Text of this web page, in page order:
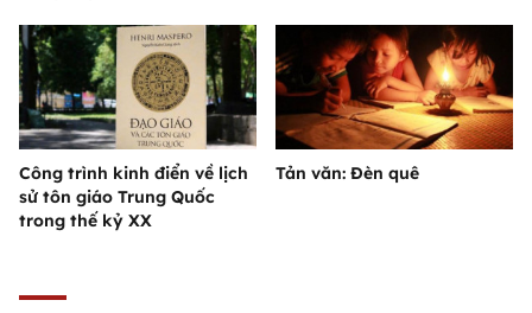
Công trình kinh điển về lịch
sử tôn giáo Trung Quốc
trong thế kỷ XX
Tản văn: Đèn quê